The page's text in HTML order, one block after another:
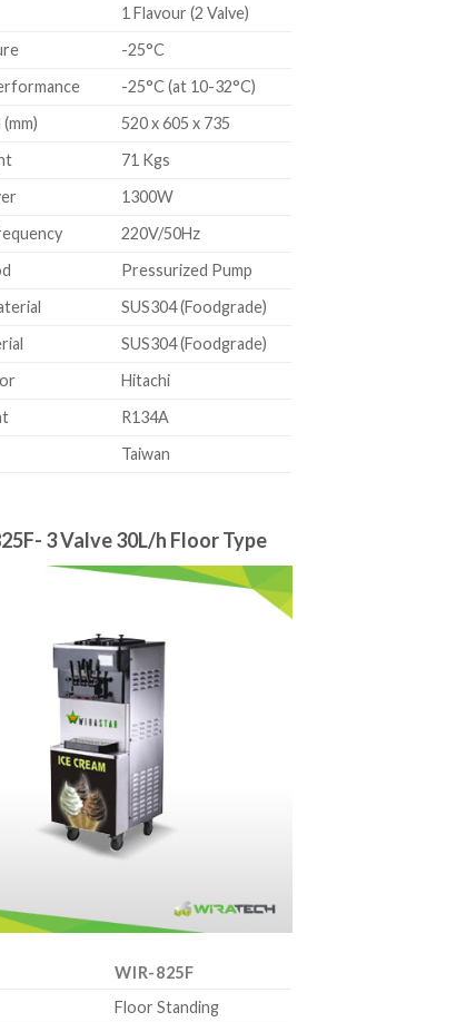
1 Flavour (2 Valve)
-25°C
-25°C (at 10-32°C)
520 x 605 x 735
71 Kgs
1300W
220V/50Hz
Pressurized Pump
SUS304 (Foodgrade)
SUS304 (Foodgrade)
Hitachi
R134A
Taiwan
3 Valve 30L/h Floor Type
WIR-825F
Floor Standing